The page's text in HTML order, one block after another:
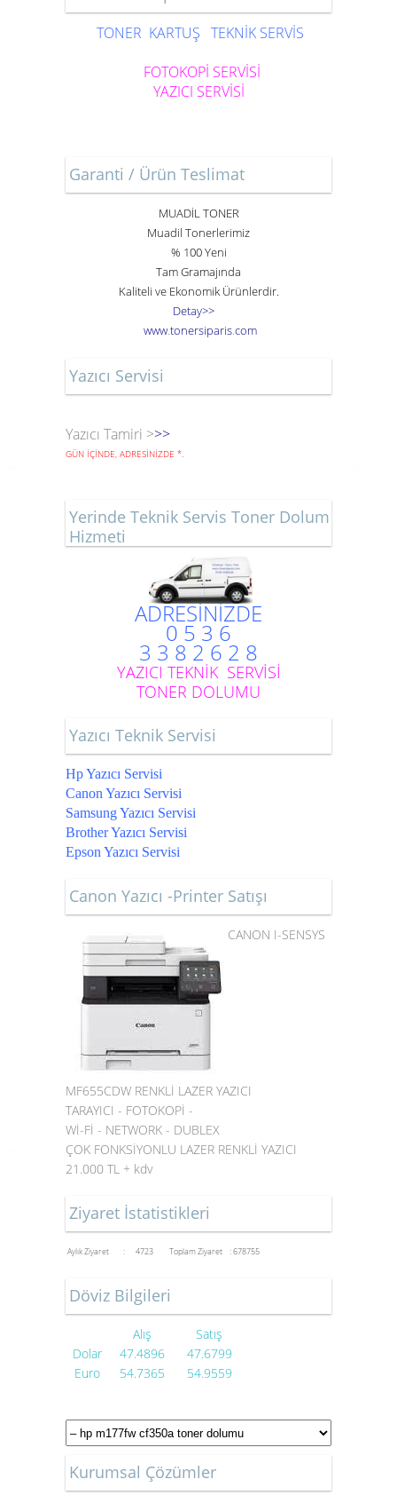
TONER KARTUŞ TEKNİK SERVİS
FOTOKOPİ SERVİSİ
YAZICI SERVİSİ
Garanti / Ürün Teslimat
MUADİL TONER
Muadil Tonerlerimiz
% 100 Yeni
Tam Gramajında
Kaliteli ve Ekonomik Ürünlerdir.
Detay>>
www.tonersiparis.com
Yazıcı Servisi
Yazıcı Tamiri >>>
GÜN İÇİNDE, ADRESİNİZDE *.
Yerinde Teknik Servis Toner Dolum
Hizmeti
ADRESİNİZDE
0 5 3 6
3 3 8 2 6 2 8
YAZICI TEKNİK SERVİSİ
TONER DOLUMU
Yazıcı Teknik Servisi
Hp Yazıcı Servisi
Canon Yazıcı Servisi
Samsung Yazıcı Servisi
Brother Yazıcı Servisi
Epson Yazıcı Servisi
Canon Yazıcı -Printer Satışı
CANON I-SENSYS
MF655CDW RENKLİ LAZER YAZICI
TARAYICI - FOTOKOPİ -
Wİ-Fİ - NETWORK - DUBLEX
ÇOK FONKSİYONLU LAZER RENKLİ YAZICI
21.000 TL + kdv
Ziyaret İstatistikleri
Aylık Ziyaret : 4723 Toplam Ziyaret : 678755
Döviz Bilgileri
Alış
Satış
Dolar
47.4896
47.6799
Euro
54.7365 54.9559
Kurumsal Çözümler